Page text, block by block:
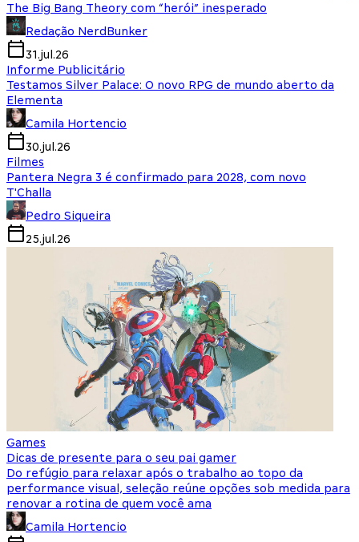
The Big Bang Theory com “herói” inesperado
Redação NerdBunker
31.jul.26
Informe Publicitário
Testamos Silver Palace: O novo RPG de mundo aberto da
Elementa
Camila Hortencio
30.jul.26
Filmes
Pantera Negra 3 é confirmado para 2028, com novo
T'Challa
Pedro Siqueira
25.jul.26
Games
Dicas de presente para o seu pai gamer
Do refúgio para relaxar após o trabalho ao topo da
performance visual, seleção reúne opções sob medida para
renovar a rotina de quem você ama
Camila Hortencio